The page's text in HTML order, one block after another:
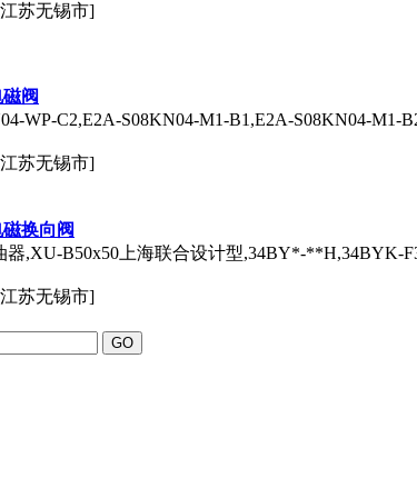
苏无锡市]
阀
WP-C2,E2A-S08KN04-M1-B1,E2A-S08KN04-
苏无锡市]
换向阀
,XU-B50x50上海联合设计型,34BY*-**H,34BYK-
苏无锡市]